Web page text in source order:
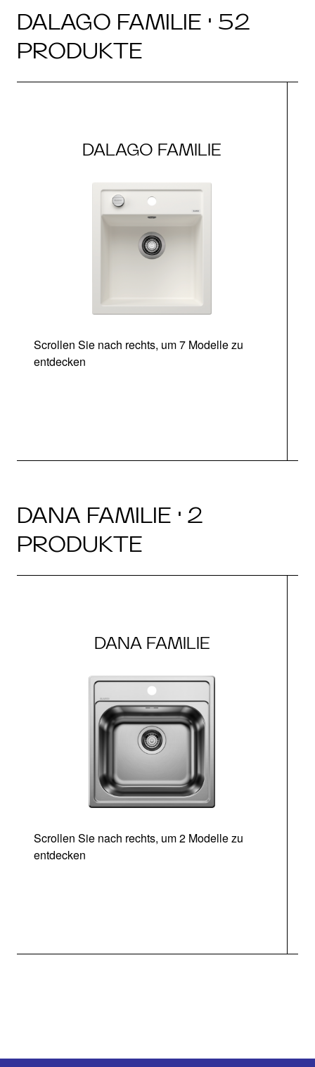
DALAGO FAMILIE · 52
PRODUKTE
DALAGO FAMILIE
Scrollen Sie nach rechts, um 7 Modelle zu
entdecken
DANA FAMILIE · 2
PRODUKTE
DANA FAMILIE
Scrollen Sie nach rechts, um 2 Modelle zu
entdecken